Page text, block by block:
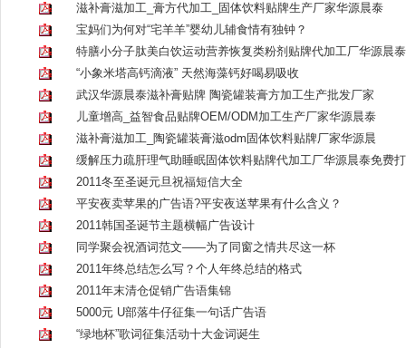
滋补膏滋加工_膏方代加工_固体饮料贴牌生产厂家华源晨泰
宝妈们为何对“宅羊羊”婴幼儿辅食情有独钟？
特膳小分子肽美白饮运动营养恢复类粉剂贴牌代加工厂华源晨泰
“小象米塔高钙滴液” 天然海藻钙好喝易吸收
武汉华源晨泰滋补膏贴牌 陶瓷罐装膏方加工生产批发厂家
儿童增高_益智食品贴牌OEM/ODM加工生产厂家华源晨泰
滋补膏滋加工_陶瓷罐装膏滋odm固体饮料贴牌厂家华源晨
缓解压力疏肝理气助睡眠固体饮料贴牌代加工厂华源晨泰免费
2011冬至圣诞元旦祝福短信大全
平安夜卖苹果的广告语?平安夜送苹果有什么含义？
2011韩国圣诞节主题横幅广告设计
同学聚会祝酒词范文——为了同窗之情共尽这一杯
2011年终总结怎么写？个人年终总结的格式
2011年末清仓促销广告语集锦
5000元 U部落牛仔征集一句话广告语
“绿地杯”歌词征集活动十大金词诞生